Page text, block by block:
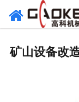
矿山设备改